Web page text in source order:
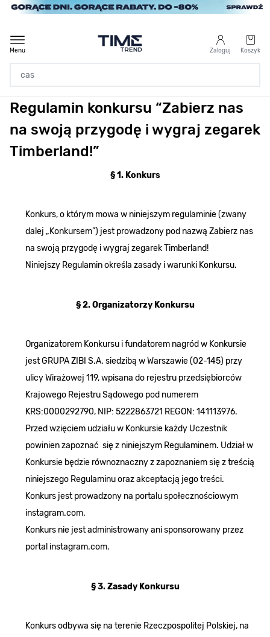
Przejdź do treści
Zaloguj Koszyk
Menu
Strona Główna
/ Regulamin konkursu “Zabierz nas na swoją przygodę i wygraj zegarek
Regulamin konkursu “Zabierz nas
na swoją przygodę i wygraj zegarek
Timberland!”
§ 1. Konkurs
Konkurs, o którym mowa w niniejszym regulaminie (zwany
dalej „Konkursem”) jest prowadzony pod nazwą Zabierz nas
na swoją przygodę i wygraj zegarek Timberland!
Niniejszy Regulamin określa zasady i warunki Konkursu.
§ 2. Organizatorzy Konkursu
Organizatorem Konkursu i fundatorem nagród w Konkursie
jest GRUPA ZIBI S.A. siedzibą w Warszawie (02-145) przy
ulicy Wirażowej 119, wpisana do rejestru przedsiębiorców
Krajowego Rejestru Sądowego pod numerem
KRS:0000292790, NIP: 5222863721 REGON: 141113976.
Przed wzięciem udziału w Konkursie każdy Uczestnik
powinien zapoznać się z niniejszym Regulaminem. Udział w
Konkursie będzie równoznaczny z zapoznaniem się z treścią
niniejszego Regulaminu oraz akceptacją jego treści.
Konkurs jest prowadzony na portalu społecznościowym
instagram.com.
Konkurs nie jest administrowany ani sponsorowany przez
portal instagram.com.
§ 3. Zasady Konkursu
Konkurs odbywa się na terenie Rzeczpospolitej Polskiej, na